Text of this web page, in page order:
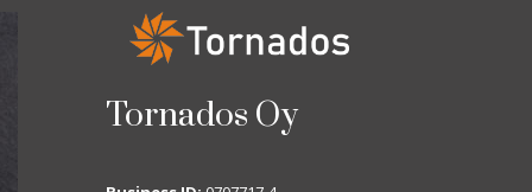
Tornados Oy